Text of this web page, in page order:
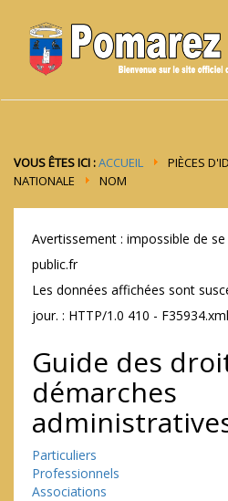
VOUS ÊTES ICI :ACCUEIL PIÈCES
NATIONALE
NOM
Avertissement : impossible de
public.fr
Les données affichées sont
jour. : HTTP/1.0 410 - F35934.xml
Guide des
démarches
Particuliers
Professionnels
Associations